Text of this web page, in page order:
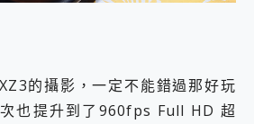
的攝影，一定不能錯過那好玩
也提升到了960fps Full HD 超